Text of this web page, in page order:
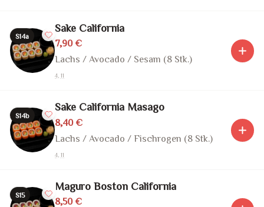
S14a
Sake California
7,90 €
Lachs / Avocado / Sesam (8 Stk.)
4, 11
S14b
Sake California Masago
8,40 €
Lachs / Avocado / Fischrogen (8 Stk.)
4, 11
S15
Maguro Boston California
8,50 €